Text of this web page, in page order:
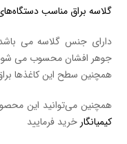
گلاسه براق مناسب
دارای جنس گلاسه می
جوهر افشان محسوب می
همچنین سطح این کاغذها
همچنین می‌توانید این
کیمیانگارخرید فرمایید